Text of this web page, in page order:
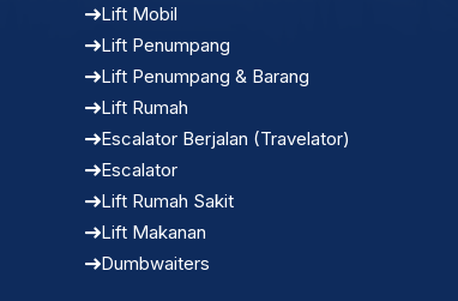
Lift Mobil
Lift Penumpang
Lift Penumpang & Barang
Lift Rumah
Escalator Berjalan (Travelator)
Escalator
Lift Rumah Sakit
Lift Makanan
Dumbwaiters